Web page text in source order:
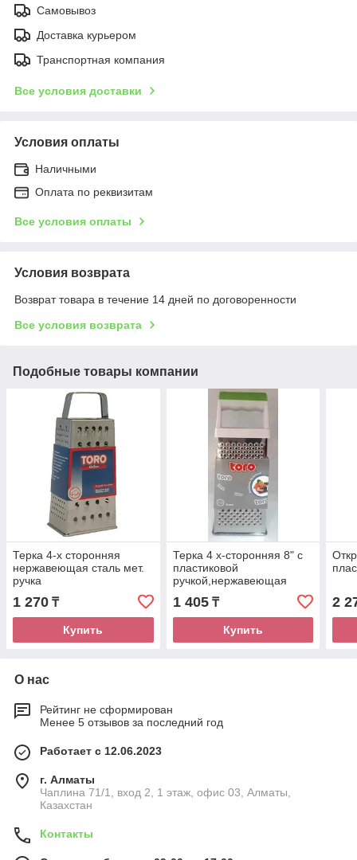
Самовывоз
Доставка курьером
Транспортная компания
Все условия доставки
Условия оплаты
Наличными
Оплата по реквизитам
Все условия оплаты
Условия возврата
Возврат товара в течение 14 дней по договоренности
Все условия возврата
Подобные товары компании
Терка 4-х сторонняя
нержавеющая сталь мет.
ручка
1 270 ₸
Купить
Терка 4 х-сторонняя 8" с
пластиковой
ручкой,нержавеющая
1 405₸
Купить
2
О нас
Рейтинг не сформирован
Менее 5 отзывов за последний год
Работает с 12.06.2023
г. Алматы
Чаплина 71/1, вход 2, 1 этаж, офис 03, Алматы,
Казахстан
Контакты